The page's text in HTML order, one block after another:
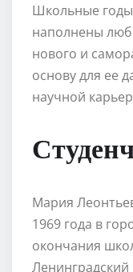
Школьные
наполнены
нового и
основу для ее
научной
Мария
1969 года в
окончания
Ленинградский